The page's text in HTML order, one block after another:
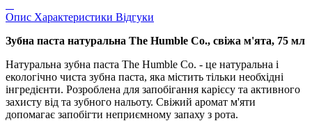
Опис Характеристики Відгуки
Зубна паста натуральна The Humble Co., свіжа м'ята, 75 мл
Натуральна зубна паста The Humble Co. - це натуральна і
екологічно чиста зубна паста, яка містить тільки необхідні
інгредієнти. Розроблена для запобігання карієсу та активного
захисту від та зубного нальоту. Свіжий аромат м'яти
допомагає запобігти неприємному запаху з рота.